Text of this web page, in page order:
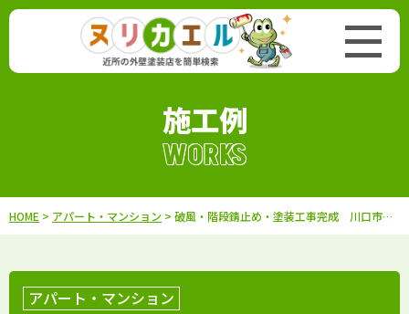
施工例
WORKS
HOME > アパート・マンション > 破風・階段錆止め・塗装工事完成 川口市安行吉蔵 Y様邸｜埼玉県川口市、蕨市の外壁塗装・屋根塗装専門店カワグチペイント 口コミ評判No,1！
アパート・マンション